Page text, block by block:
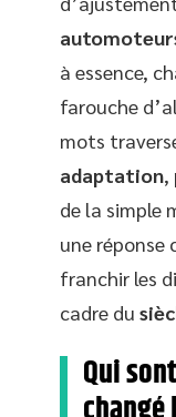
à essence,
farouche
mots
adaptation,
de la simple
une réponse
franchir les
cadre du
Qui